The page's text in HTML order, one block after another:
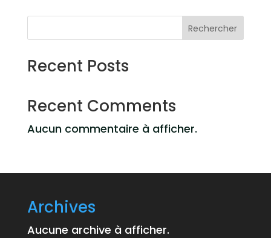
Rechercher
Recent Posts
Recent Comments
Aucun commentaire à afficher.
Archives
Aucune archive à afficher.